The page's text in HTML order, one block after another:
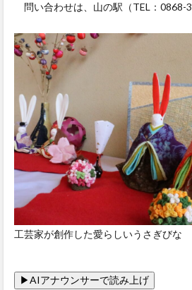
問い合わせは、山の駅（TEL：0868-
工芸家が創作した愛らしいうさぎびな